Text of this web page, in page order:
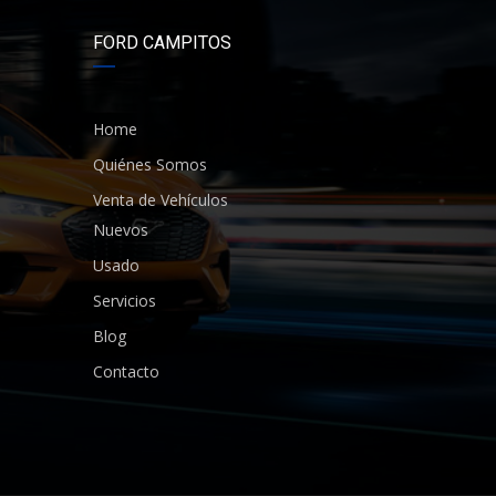
FORD CAMPITOS
Home
Quiénes Somos
Venta de Vehículos
Nuevos
Usado
Servicios
Blog
Contacto